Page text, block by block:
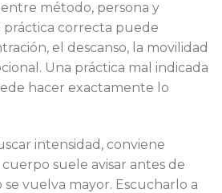
método, persona y
correcta puede
el descanso, la movilidad
Una práctica mal indicada
hacer exactamente lo
intensidad, conviene
suele avisar antes de
vuelva mayor. Escucharlo a